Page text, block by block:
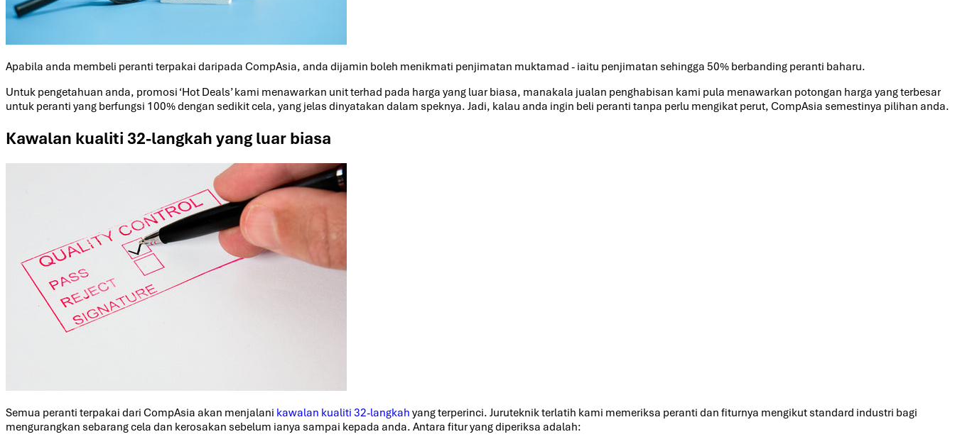
Apabila anda membeli peranti terpakai daripada CompAsia, anda dijamin boleh menikmati penjimatan muktamad - iaitu penjimatan sehingga 50% berbanding peranti baharu.
Untuk pengetahuan anda, promosi ‘Hot Deals’ kami menawarkan unit terhad pada harga yang luar biasa, manakala jualan penghabisan kami pula menawarkan potongan harga yang terbesar
untuk peranti yang berfungsi 100% dengan sedikit cela, yang jelas dinyatakan dalam speknya. Jadi, kalau anda ingin beli peranti tanpa perlu mengikat perut, CompAsia semestinya pilihan anda.
Kawalan kualiti 32-langkah yang luar biasa
Semua peranti terpakai dari CompAsia akan menjalani kawalan kualiti 32-langkah yang terperinci. Juruteknik terlatih kami memeriksa peranti dan fiturnya mengikut standard industri bagi
mengurangkan sebarang cela dan kerosakan sebelum ianya sampai kepada anda. Antara fitur yang diperiksa adalah: